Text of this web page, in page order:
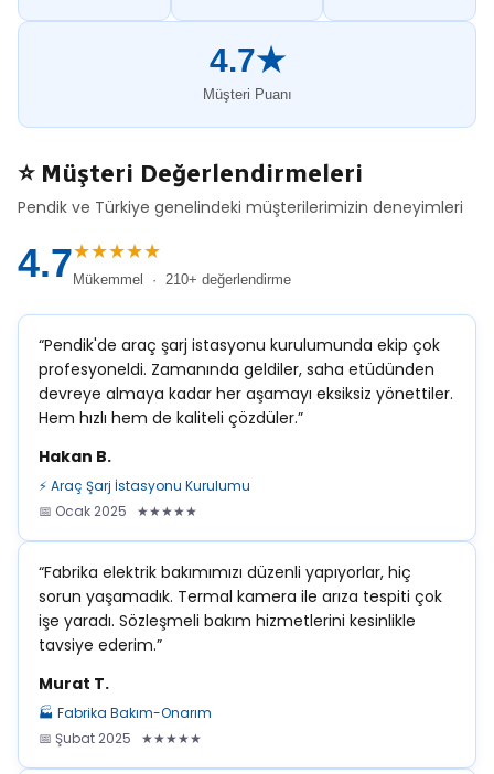
4.7★
Müşteri Puanı
⭐ Müşteri Değerlendirmeleri
Pendik ve Türkiye genelindeki müşterilerimizin deneyimleri
4.7★★★★★
Mükemmel · 210+ değerlendirme
“Pendik'de araç şarj istasyonu kurulumunda ekip çok
profesyoneldi. Zamanında geldiler, saha etüdünden
devreye almaya kadar her aşamayı eksiksiz yönettiler.
Hem hızlı hem de kaliteli çözdüler.”
Hakan B.
⚡ Araç Şarj İstasyonu Kurulumu
📅 Ocak 2025 ★★★★★
“Fabrika elektrik bakımımızı düzenli yapıyorlar, hiç
sorun yaşamadık. Termal kamera ile arıza tespiti çok
işe yaradı. Sözleşmeli bakım hizmetlerini kesinlikle
tavsiye ederim.”
Murat T.
🏭 Fabrika Bakım-Onarım
📅 Şubat 2025 ★★★★★